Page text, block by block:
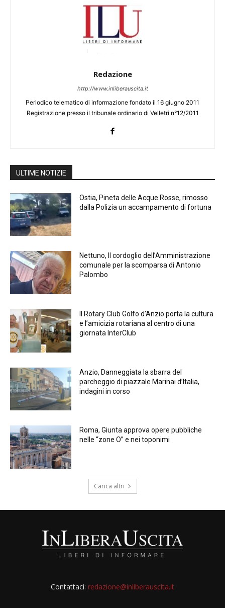
Redazione
http://www.inliberauscita.it
Periodico telematico di informazione fondato il 16 giugno 2011
Registrazione presso il tribunale ordinario di Velletri n°12/2011
ULTIME NOTIZIE
Ostia, Pineta delle Acque Rosse, rimosso
dalla Polizia un accampamento di fortuna
Nettuno, Il cordoglio dell’Amministrazione
comunale per la scomparsa di Antonio
Palombo
Il Rotary Club Golfo d’Anzio porta la cultura
e l’amicizia rotariana al centro di una
giornata InterClub
Anzio, Danneggiata la sbarra del
parcheggio di piazzale Marinai d’Italia,
indagini in corso
Roma, Giunta approva opere pubbliche
nelle “zone O” e nei toponimi
Carica altri
Contattaci: redazione@inliberauscita.it